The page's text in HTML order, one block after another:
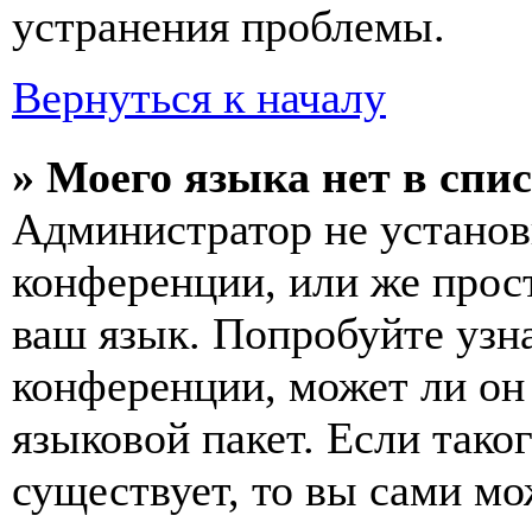
устранения проблемы.
Вернуться к началу
» Моего языка нет в
Администратор не
конференции, или же
ваш язык. Попробуйте
конференции, может ли
языковой пакет. Если
существует, то вы сами